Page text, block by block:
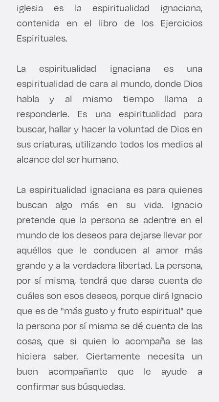
iglesia es la espiritualidad ignaciana,
contenida en el libro de los Ejercicios
Espirituales.
La espiritualidad ignaciana es una
espiritualidad de cara al mundo, donde Dios
habla y al mismo tiempo llama a
responderle. Es una espiritualidad para
buscar, hallar y hacer la voluntad de Dios en
sus criaturas, utilizando todos los medios al
alcance del ser humano.
La espiritualidad ignaciana es para quienes
buscan algo más en su vida. Ignacio
pretende que la persona se adentre en el
mundo de los deseos para dejarse llevar por
aquéllos que le conducen al amor más
grande y a la verdadera libertad. La persona,
por sí misma, tendrá que darse cuenta de
cuáles son esos deseos, porque dirá Ignacio
que es de "más gusto y fruto espiritual" que
la persona por sí misma se dé cuenta de las
cosas, que si quien lo acompaña se las
hiciera saber. Ciertamente necesita un
buen acompañante que le ayude a
confirmar sus búsquedas.